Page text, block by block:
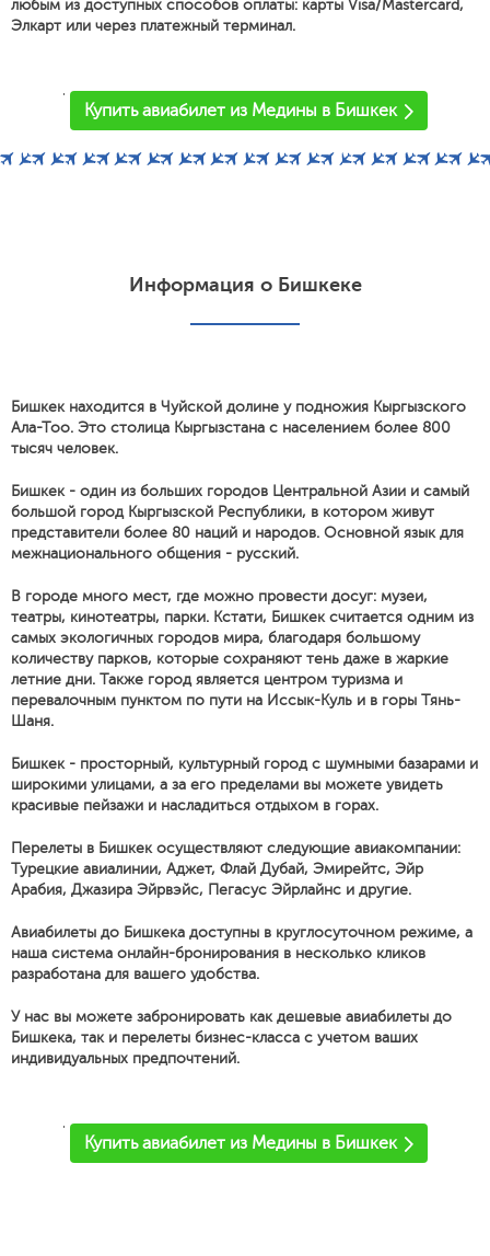
любым из доступных способов оплаты: карты Visa/Mastercard,
Элкарт или через платежный терминал.
'
Купить авиабилет из Медины в Бишкек
Информация о Бишкеке
Бишкек находится в Чуйской долине у подножия Кыргызского
Ала-Тоо. Это столица Кыргызстана с населением более 800
тысяч человек.
Бишкек - один из больших городов Центральной Азии и самый
большой город Кыргызской Республики, в котором живут
представители более 80 наций и народов. Основной язык для
межнационального общения - русский.
В городе много мест, где можно провести досуг: музеи,
театры, кинотеатры, парки. Кстати, Бишкек считается одним из
самых экологичных городов мира, благодаря большому
количеству парков, которые сохраняют тень даже в жаркие
летние дни. Также город является центром туризма и
перевалочным пунктом по пути на Иссык-Куль и в горы Тянь-
Шаня.
Бишкек - просторный, культурный город с шумными базарами и
широкими улицами, а за его пределами вы можете увидеть
красивые пейзажи и насладиться отдыхом в горах.
Перелеты в Бишкек осуществляют следующие авиакомпании:
Турецкие авиалинии, Аджет, Флай Дубай, Эмирейтс, Эйр
Арабия, Джазира Эйрвэйс, Пегасус Эйрлайнс и другие.
Авиабилеты до Бишкека доступны в круглосуточном режиме, а
наша система онлайн-бронирования в несколько кликов
разработана для вашего удобства.
У нас вы можете забронировать как дешевые авиабилеты до
Бишкека, так и перелеты бизнес-класса с учетом ваших
индивидуальных предпочтений.
'
Купить авиабилет из Медины в Бишкек